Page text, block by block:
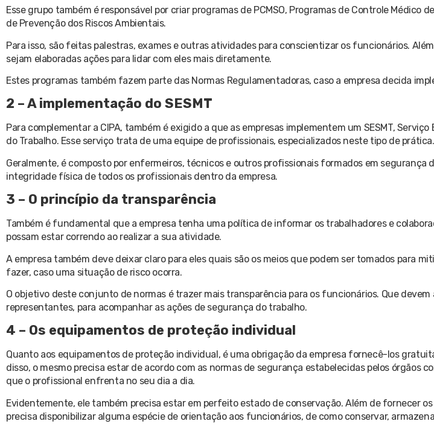
Esse grupo também é responsável por criar programas de PCMSO, Programas de Controle Médico
de Prevenção dos Riscos Ambientais.
Para isso, são feitas palestras, exames e outras atividades para conscientizar os funcionários.
sejam elaboradas ações para lidar com eles mais diretamente.
Estes programas também fazem parte das Normas Regulamentadoras, caso a empresa decida
2 – A implementação do SESMT
Para complementar a CIPA, também é exigido a que as empresas implementem um SESMT,
do Trabalho. Esse serviço trata de uma equipe de profissionais, especializados neste tipo de prática.
Geralmente, é composto por enfermeiros, técnicos e outros profissionais formados em segurança
integridade física de todos os profissionais dentro da empresa.
3 – O princípio da transparência
Também é fundamental que a empresa tenha uma política de informar os trabalhadores e
possam estar correndo ao realizar a sua atividade.
A empresa também deve deixar claro para eles quais são os meios que podem ser tomados para
fazer, caso uma situação de risco ocorra.
O objetivo deste conjunto de normas é trazer mais transparência para os funcionários. Que
representantes, para acompanhar as ações de segurança do trabalho.
4 – Os equipamentos de proteção individual
Quanto aos equipamentos de proteção individual, é uma obrigação da empresa fornecê-los
disso, o mesmo precisa estar de acordo com as normas de segurança estabelecidas pelos órgãos
que o profissional enfrenta no seu dia a dia.
Evidentemente, ele também precisa estar em perfeito estado de conservação. Além de fornecer
precisa disponibilizar alguma espécie de orientação aos funcionários, de como conservar,